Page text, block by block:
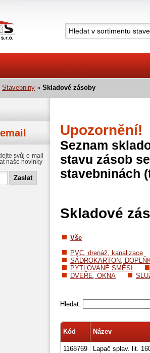
Stavebniny » Skladové zásoby
Upozornění!
Seznam
stavu zásob
stavebninách
Skladové
Vše
PVC, drenáž, kanalizace
SÁDROKARTON,
PYTLOVANÉ SMĚSI
DVEŘE, OKNA
Hledat:
Kód Název
1168769
Lapač splav. lit.
svůj e-mail
naše novinky